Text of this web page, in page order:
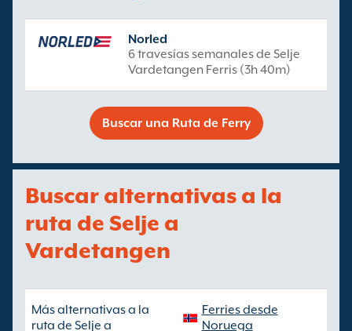
Norled
6 travesías semanales de Selje
Vardetangen Ferris (3h 40m)
Buscar una Ruta de Ferry
Buscar alternativas a la
ruta de Selje a
Vardetangen
Más alternativas a la
ruta de Selje a
Ferries desde
Noruega